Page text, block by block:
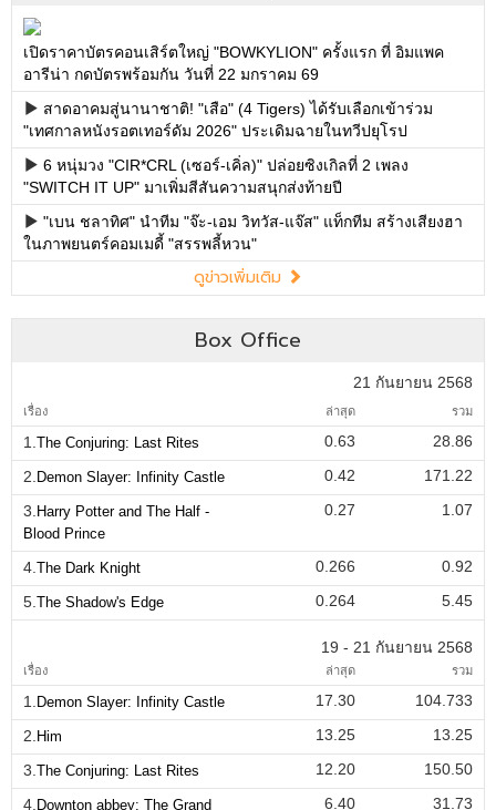
เปิดราคาบัตรคอนเสิร์ตใหญ่ "BOWKYLION" ครั้งแรก ที่ อิมแพค
อารีน่า กดบัตรพร้อมกัน วันที่ 22 มกราคม 69
สาดอาคมสู่นานาชาติ! "เสือ" (4 Tigers) ได้รับเลือกเข้าร่วม
"เทศกาลหนังรอตเทอร์ดัม 2026" ประเดิมฉายในทวีปยุโรป
6 หนุ่มวง "CIR*CRL (เซอร์-เคิ่ล)" ปล่อยซิงเกิลที่ 2 เพลง
"SWITCH IT UP" มาเพิ่มสีสันความสนุกส่งท้ายปี
"เบน ชลาทิศ" นำทีม "จ๊ะ-เอม วิทวัส-แจ๊ส" แท็กทีม สร้างเสียงฮา
ในภาพยนตร์คอมเมดี้ "สรรพลี้หวน"
ดูข่าวเพิ่มเติม
Box Office
21 กันยายน 2568
เรื่อง ล่าสุด รวม
1. The Conjuring: Last Rites 0.63
28.86
2. Demon Slayer: Infinity Castle 0.42
171.22
3. Harry Potter and The Half -
Blood Prince
0.27 1.07
4. The Dark Knight 0.266
0.92
5. The Shadow's Edge 0.264 5.45
19 - 21 กันยายน 2568
เรื่อง ล่าสุด รวม
1. Demon Slayer: Infinity Castle 17.30
104.733
2. Him 13.25
13.25
3. The Conjuring: Last Rites 12.20
150.50
4. Downton abbey: The Grand 6.40 31.73